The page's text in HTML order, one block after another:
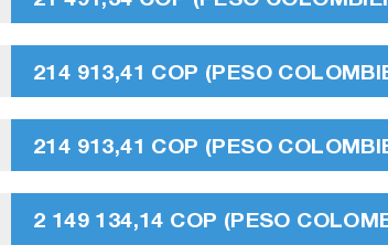
214 913,41 COP (PESO
214 913,41 COP (PESO
2 149 134,14 COP (PESO